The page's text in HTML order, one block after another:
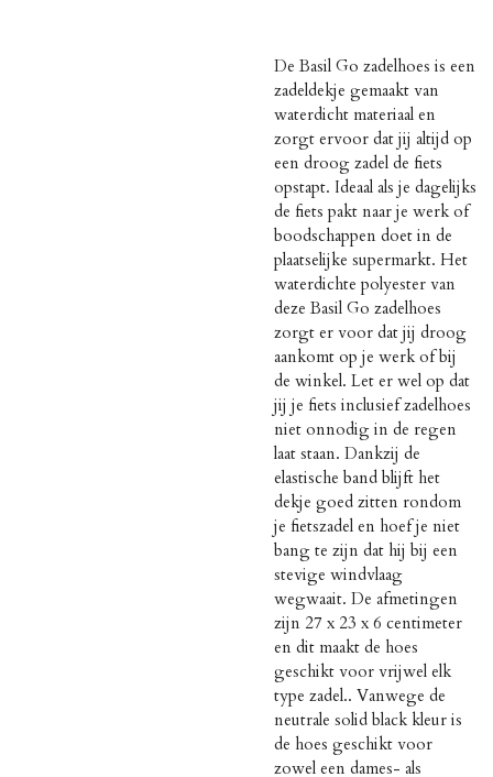
De Basil Go zadelhoes is een
zadeldekje gemaakt van
waterdicht materiaal en
zorgt ervoor dat jij altijd op
een droog zadel de fiets
opstapt. Ideaal als je dagelijks
de fiets pakt naar je werk of
boodschappen doet in de
plaatselijke supermarkt. Het
waterdichte polyester van
deze Basil Go zadelhoes
zorgt er voor dat jij droog
aankomt op je werk of bij
de winkel. Let er wel op dat
jij je fiets inclusief zadelhoes
niet onnodig in de regen
laat staan. Dankzij de
elastische band blijft het
dekje goed zitten rondom
je fietszadel en hoef je niet
bang te zijn dat hij bij een
stevige windvlaag
wegwaait. De afmetingen
zijn 27 x 23 x 6 centimeter
en dit maakt de hoes
geschikt voor vrijwel elk
type zadel.. Vanwege de
neutrale solid black kleur is
de hoes geschikt voor
zowel een dames- als